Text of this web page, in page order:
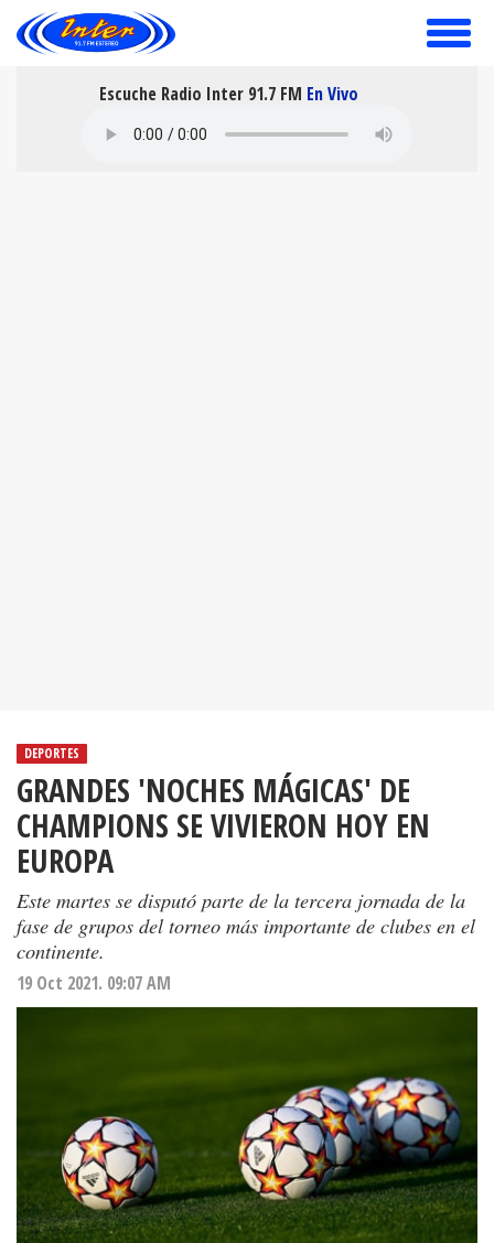
toggle
Escuche Radio Inter 91.7 FM En Vivo
DEPORTES
GRANDES 'NOCHES MÁGICAS' DE
CHAMPIONS SE VIVIERON HOY EN
EUROPA
Este martes se disputó parte de la tercera jornada de la
fase de grupos del torneo más importante de clubes en el
continente.
19 Oct 2021. 09:07 AM